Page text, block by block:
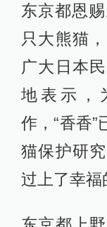
东京都恩
只大熊猫
广大日本
地表示，
作，“香香
猫保护研
过上了幸福